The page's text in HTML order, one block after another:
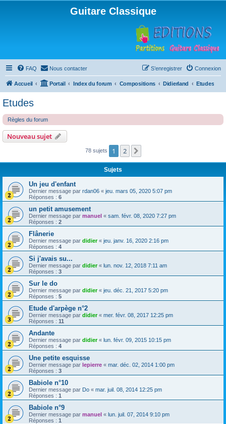
Guitare Classique
FAQ Nous contacter Connexion
S’enregistrer
Accueil Portail Index du forum Compositions Didierland Etudes
Etudes
Règles du forum
Nouveau sujet
78 sujets 1 2
Sujets
Un jeu d'enfant
Dernier message par rdan06 « jeu. mars 05, 2020 5:07 pm
Réponses : 6
un petit amusement
Dernier message par manuel « sam. févr. 08, 2020 7:27 pm
Réponses : 2
Flânerie
Dernier message par didier« jeu. janv. 16, 2020 2:16 pm
Réponses : 4
Si j'avais su...
Dernier message par didier« lun. nov. 12, 2018 7:11 am
Réponses : 3
Sur le do
Dernier message par didier« jeu. déc. 21, 2017 5:20 pm
Réponses : 5
Etude d'arpège n°2
Dernier message par didier« mer. févr. 08, 2017 12:25 pm
Réponses : 11
Andante
Dernier message par didier« lun. févr. 09, 2015 10:15 pm
Réponses : 4
Une petite esquisse
Dernier message par lepierre « mar. déc. 02, 2014 1:00 pm
Réponses : 3
Babiole n°10
Dernier message par Do « mar. juil. 08, 2014 12:25 pm
Réponses : 1
Babiole n°9
Dernier message par manuel « lun. juil. 07, 2014 9:10 pm
Réponses : 1